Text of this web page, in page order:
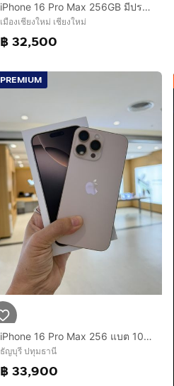
iPhone 16 Pro Max 256GB มีประกันศูนย์ไทย Batt98 สภาพสวยมาก รับผ่อนบัตร
เมืองเชียงใหม่ เชียงใหม่
฿ 32,500
PREMIUM
iPhone 16 Pro Max 256 แบต 100 ผ่อนได้
ธัญบุรี ปทุมธานี
฿ 33,900